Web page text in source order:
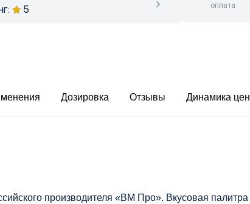
5
оплата
Дозировка Отзывы Динамика цен
производителя «ВМ Про». Вкусовая палитра